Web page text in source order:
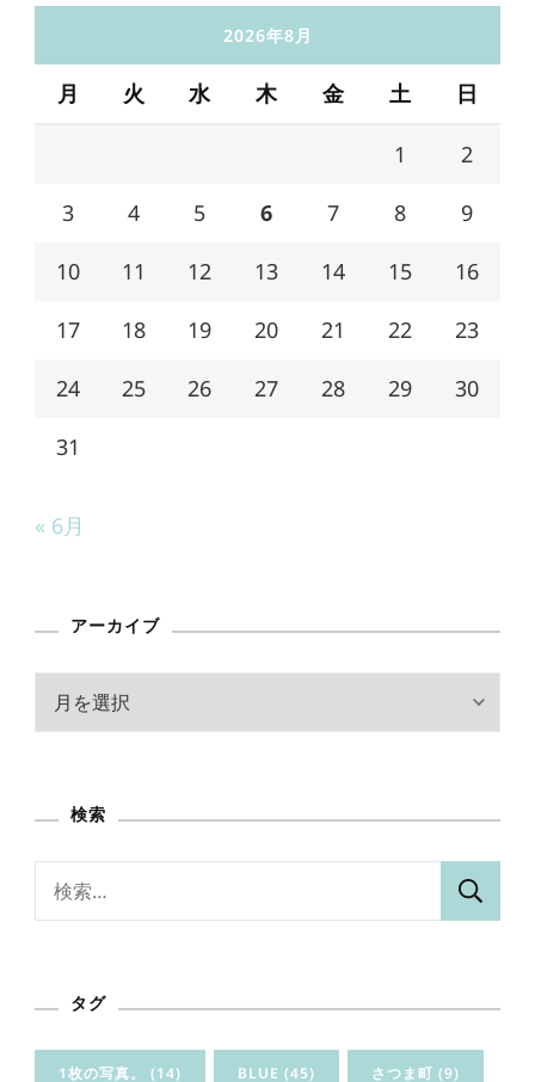
2026年8月
月 火 水 木 金 土 日
1 2
3 4 5 6 7 8 9
10 11 12 13 14 15 16
17 18 19 20 21 22 23
24 25 26 27 28 29 30
31
« 6月
アーカイブ
ブ
検索
タグ
1枚の写真。 (14) BLUE (45) さつま町 (9)